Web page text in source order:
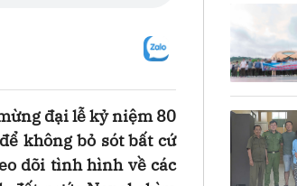
đại lễ kỷ niệm 80
không bỏ sót bất cứ
dõi tình hình về các